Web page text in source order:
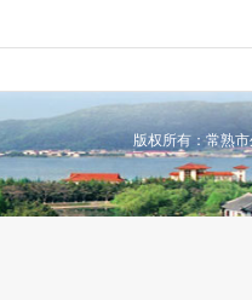
版权所有：常熟